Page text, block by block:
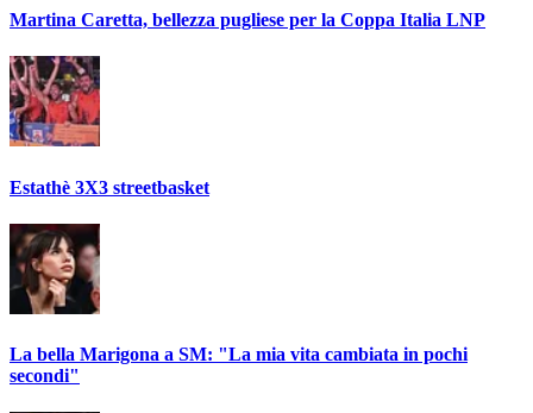
Martina Caretta, bellezza pugliese per la Coppa Italia LNP
Estathè 3X3 streetbasket
La bella Marigona a SM: "La mia vita cambiata in pochi
secondi"